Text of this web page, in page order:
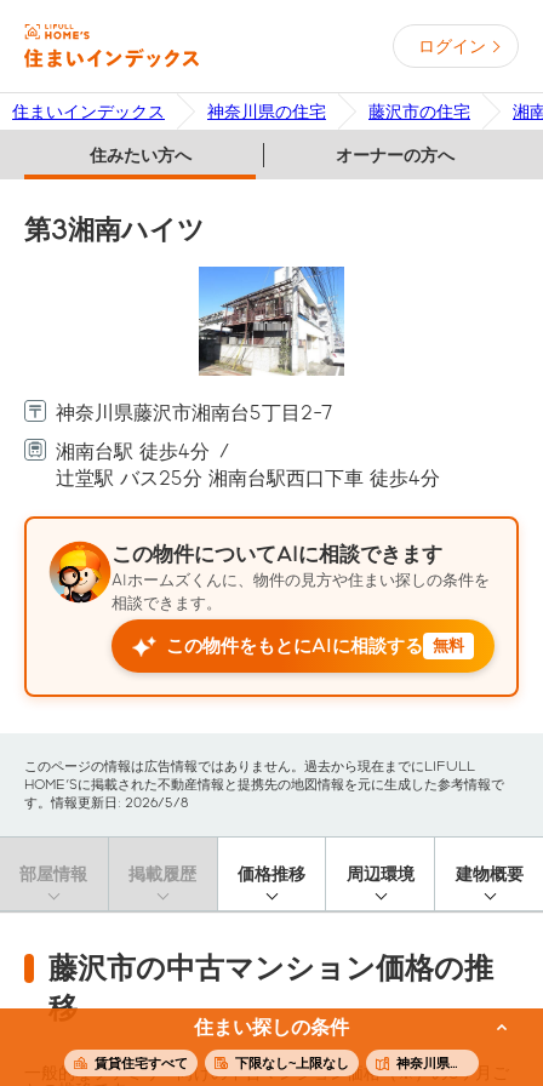
ログイン
住まいインデックス 神奈川県の住宅 藤沢市の住宅 湘
住みたい方へ オーナーの方へ
住まい探しの条件
賃貸住宅すべて 下限なし~上限なし 神奈川県藤沢市
第3湘南ハイツ
神奈川県藤沢市湘南台5丁目2-7
湘南台駅 徒歩4分
辻堂駅 バス25分 湘南台駅西口下車 徒歩4分
この物件についてAIに相談できます
AIホームズくんに、物件の見方や住まい探しの条件を
相談できます。
この物件をもとにAIに相談する 無料
このページの情報は広告情報ではありません。過去から現在までにLIFULL
HOME'Sに掲載された不動産情報と提携先の地図情報を元に生成した参考情報で
す。情報更新日: 2026/5/8
部屋情報 掲載履歴 価格推移 周辺環境 建物概要
藤沢市の中古マンション価格の推
移
一般的なファミリー向けの中古マンション価格（※）の3ヶ月ご